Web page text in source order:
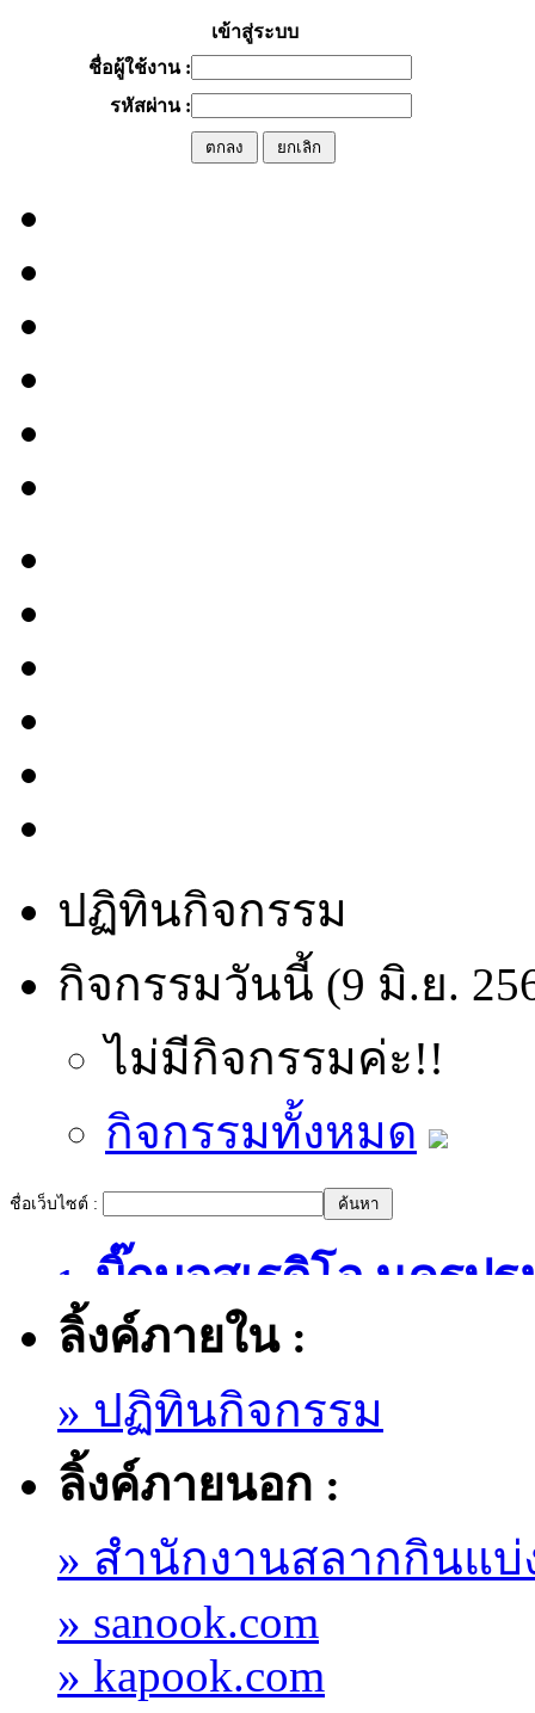
เข้าสู่ระบบ
ชื่อผู้ใช้งาน :
รหัสผ่าน :
ปฏิทินกิจกรรม
กิจกรรมวันนี้ (9 มิ.ย.
ไม่มีกิจกรรมค่ะ!!
กิจกรรมทั้งหมด
ชื่อเว็บไซต์ :
1.
บิ๊กบอสเรดิโอ นครปฐ
ลิ้งค์ภายใน :
» ปฏิทินกิจกรรม
ลิ้งค์ภายนอก :
» สำนักงานสลากกินแบ่
» sanook.com
» kapook.com